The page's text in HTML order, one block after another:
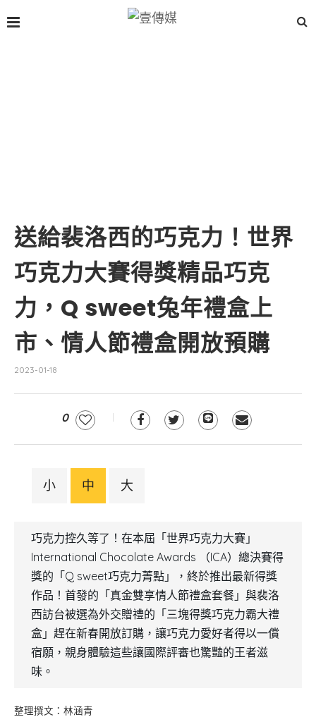
送給裴洛西的巧克力！世界
巧克力大賽得獎精品巧克
力，Q sweet兔年禮盒上
市、情人節禮盒開放預購
2023-01-18
0
小 中 大
巧克力控久等了！在本屆「世界巧克力大賽」
International Chocolate Awards （ICA）總決賽得
獎的「Q sweet巧克力菁點」，終於推出最新得獎
作品！首發的「真金雙享情人節禮盒套餐」與裴洛
西訪台被選為外交贈禮的「三塊得獎巧克力霸大禮
盒」趕在新春開放訂購，讓巧克力愛好者得以一償
宿願，親身體驗這些讓國際評審也驚豔的王者滋
味。
整理撰文：林涵青